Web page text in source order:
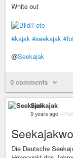
White out
#kajak #seekajak
@Seekajak
0 comments
Seekajak
9 years ago –
Die Deutsche